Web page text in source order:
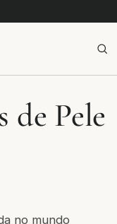
Pele
no mundo